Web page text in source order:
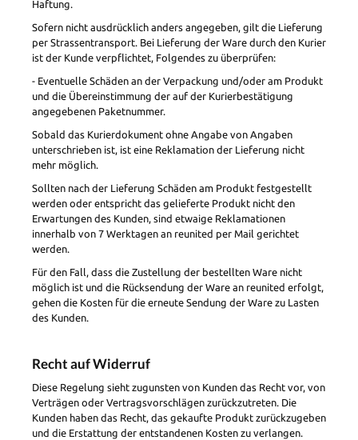
Haftung.
Sofern nicht ausdrücklich anders angegeben, gilt die Lieferung
per Strassentransport. Bei Lieferung der Ware durch den Kurier
ist der Kunde verpflichtet, Folgendes zu überprüfen:
- Eventuelle Schäden an der Verpackung und/oder am Produkt
und die Übereinstimmung der auf der Kurierbestätigung
angegebenen Paketnummer.
Sobald das Kurierdokument ohne Angabe von Angaben
unterschrieben ist, ist eine Reklamation der Lieferung nicht
mehr möglich.
Sollten nach der Lieferung Schäden am Produkt festgestellt
werden oder entspricht das gelieferte Produkt nicht den
Erwartungen des Kunden, sind etwaige Reklamationen
innerhalb von 7 Werktagen an reunited per Mail gerichtet
werden.
Für den Fall, dass die Zustellung der bestellten Ware nicht
möglich ist und die Rücksendung der Ware an reunited erfolgt,
gehen die Kosten für die erneute Sendung der Ware zu Lasten
des Kunden.
Recht auf Widerruf
Diese Regelung sieht zugunsten von Kunden das Recht vor, von
Verträgen oder Vertragsvorschlägen zurückzutreten. Die
Kunden haben das Recht, das gekaufte Produkt zurückzugeben
und die Erstattung der entstandenen Kosten zu verlangen.